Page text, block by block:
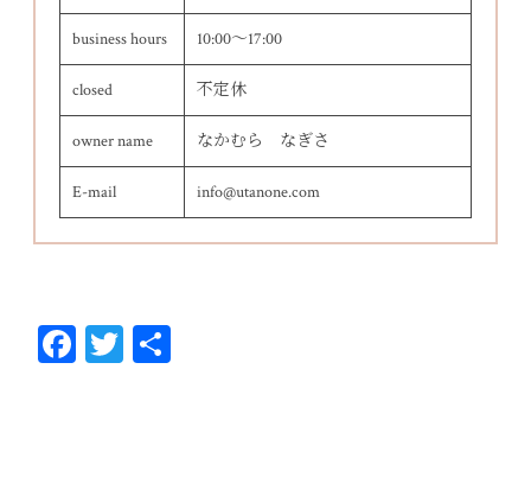
business hours 10:00～17:00
closed 不定休
owner name なかむら なぎさ
E-mail info@utanone.com
Fa T